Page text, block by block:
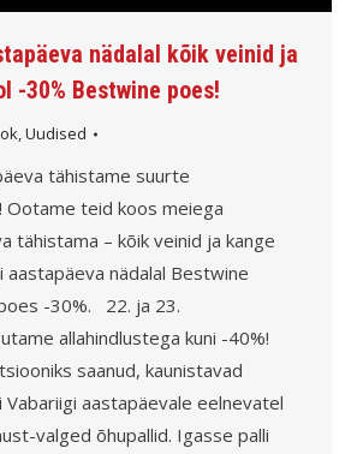
nädalal kõik veinid ja
-30% Bestwine poes!
,Uudised
tähistame suurte
teid koos meiega
tähistama – kõik veinid ja kange
aastapäeva nädalal Bestwine
-30%. 22. ja 23.
allahindlustega kuni -40%!
saanud, kaunistavad
aastapäevale eelnevatel
valged õhupallid. Igasse palli